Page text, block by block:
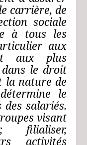
carrière, de
sociale
à tous les
aux
aux plus
dans le droit
la nature de
le
salariés.
visant
filialiser,
activités